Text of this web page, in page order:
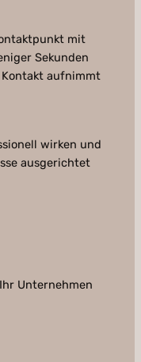
mit
Sekunden
aufnimmt
wirken und
ausgerichtet
Unternehmen